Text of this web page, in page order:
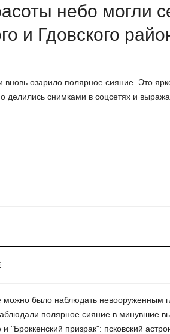
небо могли
и Гдовского
вновь озарило полярное сияние. Это
делились снимками в соцсетях и
было наблюдать невооруженным
полярное сияние в минувшие
"Броккенский призрак": псковский